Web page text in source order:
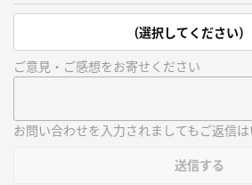
(選択してください)
ご意見・ご感想をお寄せください
お問い合わせを入力されましてもご返信
送信する